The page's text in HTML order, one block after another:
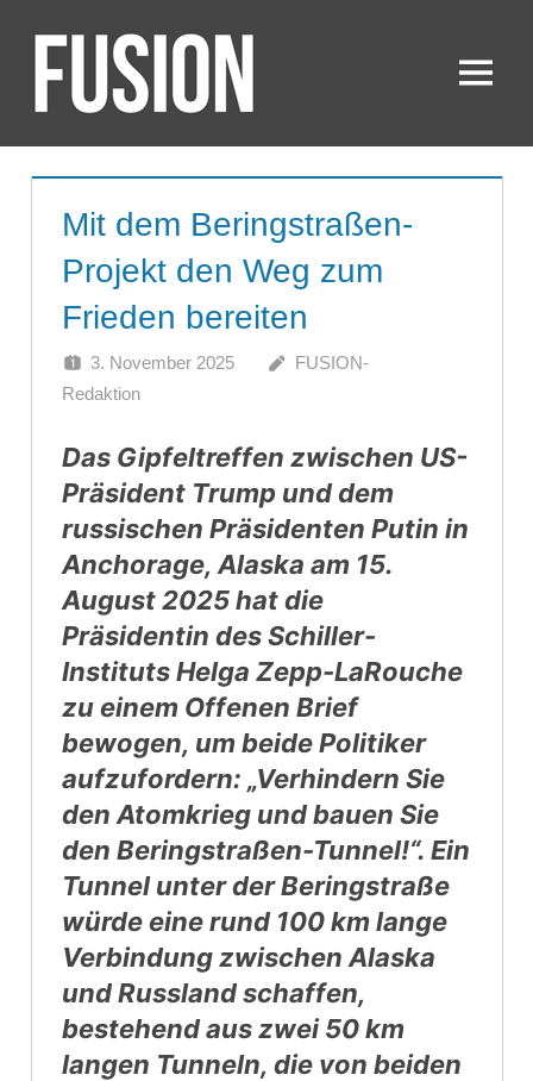
Inhalt
springenFUSION Menü
Mit dem Beringstraßen-
Projekt den Weg zum
Frieden bereiten
3. November 2025
FUSION-
Redaktion
Das Gipfeltreffen zwischen US-
Präsident Trump und dem
russischen Präsidenten Putin in
Anchorage, Alaska am 15.
August 2025 hat die
Präsidentin des Schiller-
Instituts Helga Zepp-LaRouche
zu einem Offenen Brief
bewogen, um beide Politiker
aufzufordern: „Verhindern Sie
den Atomkrieg und bauen Sie
den Beringstraßen-Tunnel!“. Ein
Tunnel unter der Beringstraße
würde eine rund 100 km lange
Verbindung zwischen Alaska
und Russland schaffen,
bestehend aus zwei 50 km
langen Tunneln, die von beiden